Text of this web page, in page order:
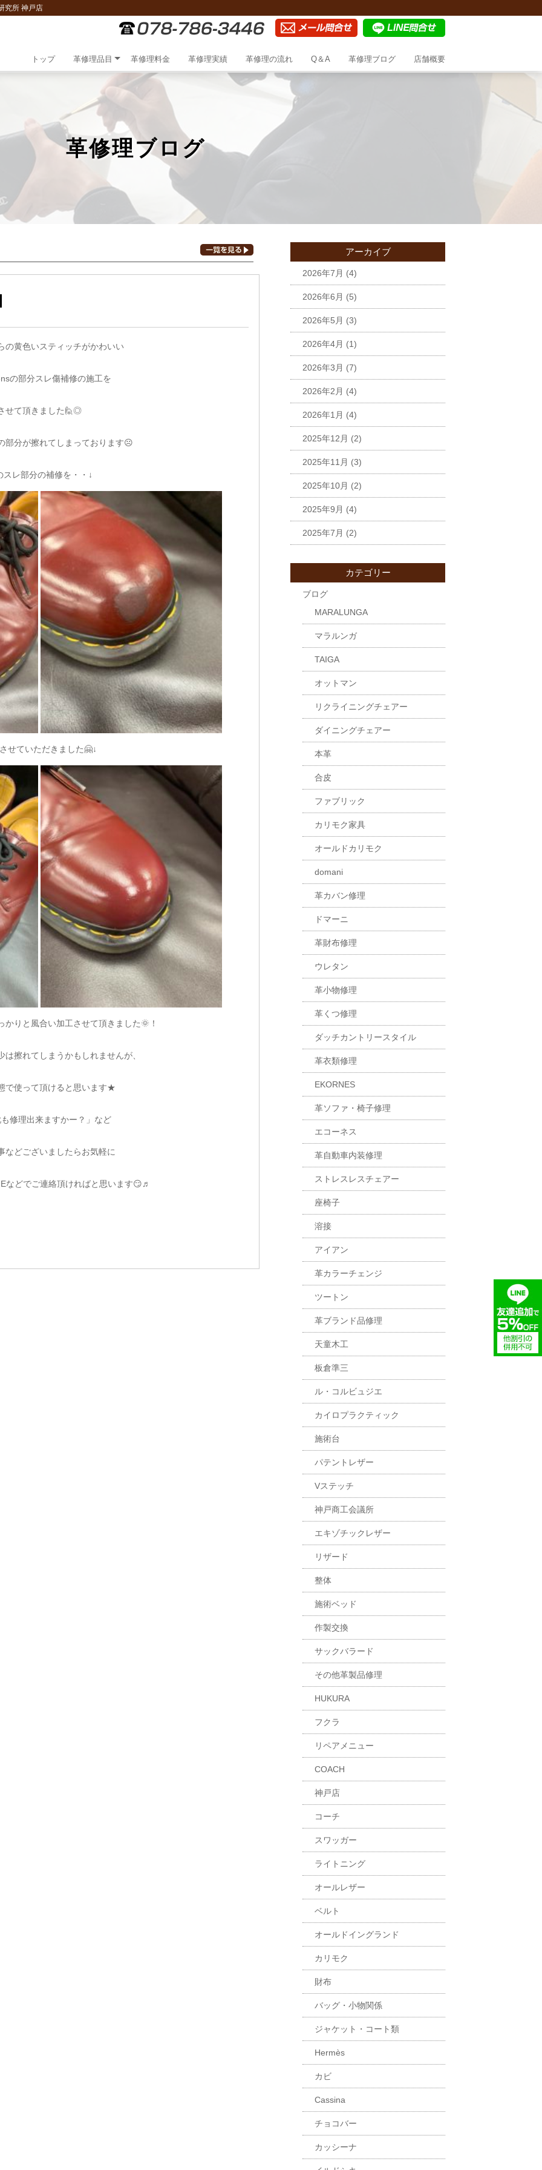
究所 神戸店
トップ 革修理品目 革修理料金 革修理実績 革修理の流れ Q＆A 革修理ブログ 店舗概要
革修理ブログ
の黄色いスティッチがかわいい
の部分スレ傷補修の施工を
せて頂きました🙋◎
部分が擦れてしまっております☹
スレ部分の補修を・・↓
せていただきました🤗↓
かりと風合い加工させて頂きました🌞！
は擦れてしまうかもしれませんが、
で使って頂けると思います★
修理出来ますかー？」など
などございましたらお気軽に
などでご連絡頂ければと思います😏♬
アーカイブ
2026年7月 (4)
2026年6月 (5)
2026年5月 (3)
2026年4月 (1)
2026年3月 (7)
2026年2月 (4)
2026年1月 (4)
2025年12月 (2)
2025年11月 (3)
2025年10月 (2)
2025年9月 (4)
2025年7月 (2)
カテゴリー
ブログ
MARALUNGA
マラルンガ
TAIGA
オットマン
リクライニングチェアー
ダイニングチェアー
本革
合皮
ファブリック
カリモク家具
オールドカリモク
domani
革カバン修理
ドマーニ
革財布修理
ウレタン
革小物修理
革くつ修理
ダッチカントリースタイル
革衣類修理
EKORNES
革ソファ・椅子修理
エコーネス
革自動車内装修理
ストレスレスチェアー
座椅子
溶接
アイアン
革カラーチェンジ
ツートン
革ブランド品修理
天童木工
板倉準三
ル・コルビュジエ
カイロプラクティック
施術台
パテントレザー
Vステッチ
神戸商工会議所
エキゾチックレザー
リザード
整体
施術ベッド
作製交換
サックバラード
その他革製品修理
HUKURA
フクラ
リペアメニュー
COACH
神戸店
コーチ
スワッガー
ライトニング
オールレザー
ベルト
オールドイングランド
カリモク
財布
バッグ・小物関係
ジャケット・コート類
Hermès
カビ
Cassina
チョコバー
カッシーナ